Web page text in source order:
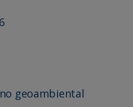
geoambiental